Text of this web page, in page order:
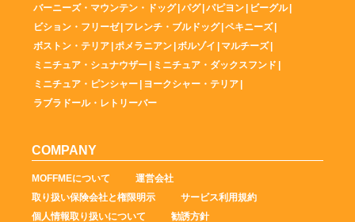
バーニーズ・マウンテン・ドッグ パグ パピヨン ビーグル
ビション・フリーゼ フレンチ・ブルドッグ ペキニーズ
ボストン・テリア ポメラニアン ボルゾイ マルチーズ
ミニチュア・シュナウザー
ミニチュア・ダックスフンド
ミニチュア・ピンシャー ヨークシャー・テリア
ラブラドール・レトリーバー
COMPANY
MOFFMEについて
運営会社
取り扱い保険会社と権限明示
サービス利用規約
個人情報取り扱いについて
勧誘方針